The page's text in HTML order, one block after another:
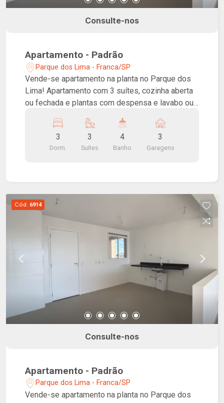
Consulte-nos
Apartamento - Padrão
Parque dos Lima - Franca/SP
Vende-se apartamento na planta no Parque dos
Lima! Apartamento com 3 suítes, cozinha aberta
ou fechada e plantas com despensa e lavabo ou
gourmet com churrasqueira elétrica, área de
serviço com banheiro. Edifício imponente e
moderno, paisagismo tropical, área de lazer na
lounge, brinquedoteca. Coworking e bike sharing.
3
Dorm.
3
Suítes
4
Banho
3
Garagens
Cód. 6914
Consulte-nos
Apartamento - Padrão
Parque dos Lima - Franca/SP
Vende-se apartamento na planta no Parque dos